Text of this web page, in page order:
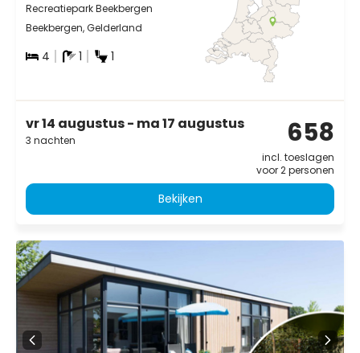
Recreatiepark Beekbergen
Beekbergen, Gelderland
4 1 1
vr 14 augustus - ma 17 augustus
3 nachten 658
incl. toeslagen
voor 2 personen
Bekijken